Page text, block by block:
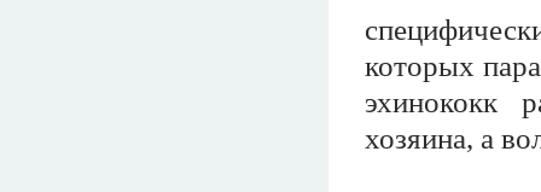
которых
эхинококк
хозяина, а